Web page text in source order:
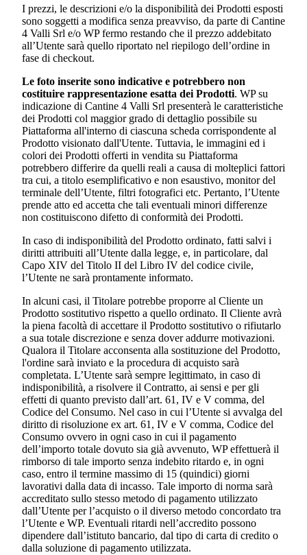
I prezzi, le descrizioni e/o la disponibilità dei Prodotti esposti
sono soggetti a modifica senza preavviso, da parte di Cantine
4 Valli Srl e/o WP fermo restando che il prezzo addebitato
all’Utente sarà quello riportato nel riepilogo dell’ordine in
fase di checkout.
Le foto inserite sono indicative e potrebbero non
costituire rappresentazione esatta dei Prodotti. WP su
indicazione di Cantine 4 Valli Srl presenterà le caratteristiche
dei Prodotti col maggior grado di dettaglio possibile su
Piattaforma all'interno di ciascuna scheda corrispondente al
Prodotto visionato dall'Utente. Tuttavia, le immagini ed i
colori dei Prodotti offerti in vendita su Piattaforma
potrebbero differire da quelli reali a causa di molteplici fattori
tra cui, a titolo esemplificativo e non esaustivo, monitor del
terminale dell’Utente, filtri fotografici etc. Pertanto, l’Utente
prende atto ed accetta che tali eventuali minori differenze
non costituiscono difetto di conformità dei Prodotti.
In caso di indisponibilità del Prodotto ordinato, fatti salvi i
diritti attribuiti all’Utente dalla legge, e, in particolare, dal
Capo XIV del Titolo II del Libro IV del codice civile,
l’Utente ne sarà prontamente informato.
In alcuni casi, il Titolare potrebbe proporre al Cliente un
Prodotto sostitutivo rispetto a quello ordinato. Il Cliente avrà
la piena facoltà di accettare il Prodotto sostitutivo o rifiutarlo
a sua totale discrezione e senza dover addurre motivazioni.
Qualora il Titolare acconsenta alla sostituzione del Prodotto,
l'ordine sarà inviato e la procedura di acquisto sarà
completata. L’Utente sarà sempre legittimato, in caso di
indisponibilità, a risolvere il Contratto, ai sensi e per gli
effetti di quanto previsto dall’art. 61, IV e V comma, del
Codice del Consumo. Nel caso in cui l’Utente si avvalga del
diritto di risoluzione ex art. 61, IV e V comma, Codice del
Consumo ovvero in ogni caso in cui il pagamento
dell’importo totale dovuto sia già avvenuto, WP effettuerà il
rimborso di tale importo senza indebito ritardo e, in ogni
caso, entro il termine massimo di 15 (quindici) giorni
lavorativi dalla data di incasso. Tale importo di norma sarà
accreditato sullo stesso metodo di pagamento utilizzato
dall’Utente per l’acquisto o il diverso metodo concordato tra
l’Utente e WP. Eventuali ritardi nell’accredito possono
dipendere dall’istituto bancario, dal tipo di carta di credito o
dalla soluzione di pagamento utilizzata.